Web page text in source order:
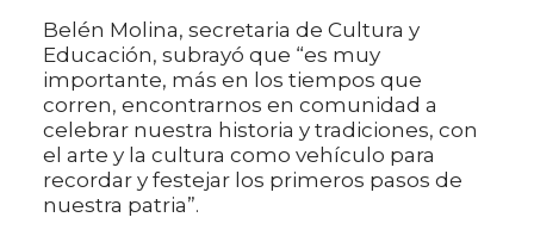
Belén Molina, secretaria de Cultura y
Educación, subrayó que “es muy
importante, más en los tiempos que
corren, encontrarnos en comunidad a
celebrar nuestra historia y tradiciones, con
el arte y la cultura como vehículo para
recordar y festejar los primeros pasos de
nuestra patria”.